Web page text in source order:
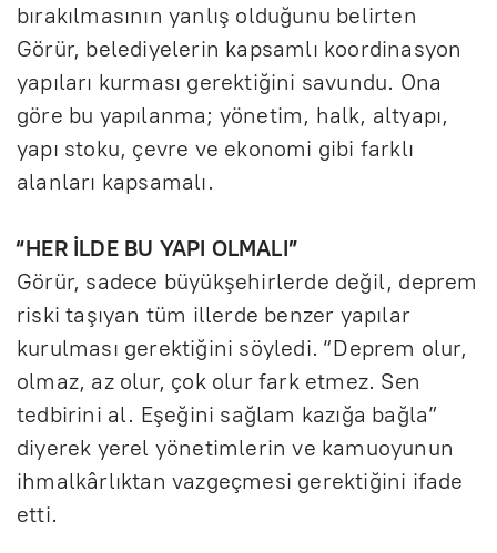
bırakılmasının yanlış olduğunu belirten
Görür, belediyelerin kapsamlı koordinasyon
yapıları kurması gerektiğini savundu. Ona
göre bu yapılanma; yönetim, halk, altyapı,
yapı stoku, çevre ve ekonomi gibi farklı
alanları kapsamalı.
“HER İLDE BU YAPI OLMALI”
Görür, sadece büyükşehirlerde değil, deprem
riski taşıyan tüm illerde benzer yapılar
kurulması gerektiğini söyledi. “Deprem olur,
olmaz, az olur, çok olur fark etmez. Sen
tedbirini al. Eşeğini sağlam kazığa bağla”
diyerek yerel yönetimlerin ve kamuoyunun
ihmalkârlıktan vazgeçmesi gerektiğini ifade
etti.